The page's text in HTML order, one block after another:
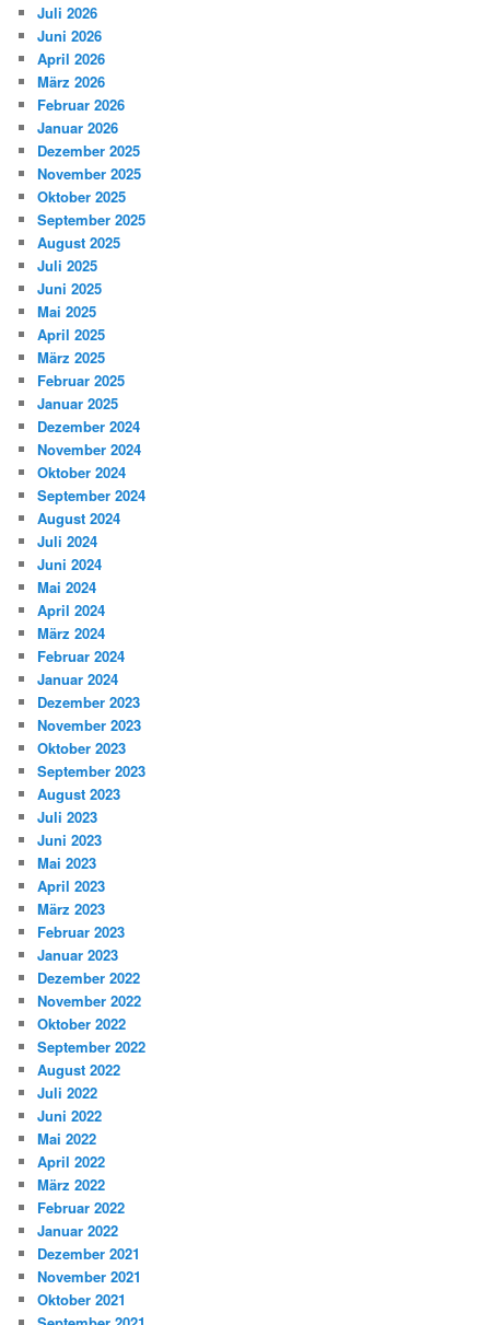
Juli 2026
Juni 2026
April 2026
März 2026
Februar 2026
Januar 2026
Dezember 2025
November 2025
Oktober 2025
September 2025
August 2025
Juli 2025
Juni 2025
Mai 2025
April 2025
März 2025
Februar 2025
Januar 2025
Dezember 2024
November 2024
Oktober 2024
September 2024
August 2024
Juli 2024
Juni 2024
Mai 2024
April 2024
März 2024
Februar 2024
Januar 2024
Dezember 2023
November 2023
Oktober 2023
September 2023
August 2023
Juli 2023
Juni 2023
Mai 2023
April 2023
März 2023
Februar 2023
Januar 2023
Dezember 2022
November 2022
Oktober 2022
September 2022
August 2022
Juli 2022
Juni 2022
Mai 2022
April 2022
März 2022
Februar 2022
Januar 2022
Dezember 2021
November 2021
Oktober 2021